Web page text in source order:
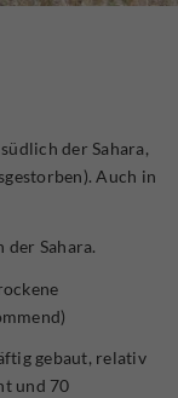
der Sahara,
Auch in
der Sahara.
gebaut, relativ
und 70